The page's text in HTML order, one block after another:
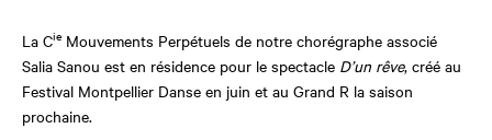
La Cie Mouvements Perpétuels de notre chorégraphe associé
Salia Sanou est en résidence pour le spectacle D’un rêve, créé au
Festival Montpellier Danse en juin et au Grand R la saison
prochaine.